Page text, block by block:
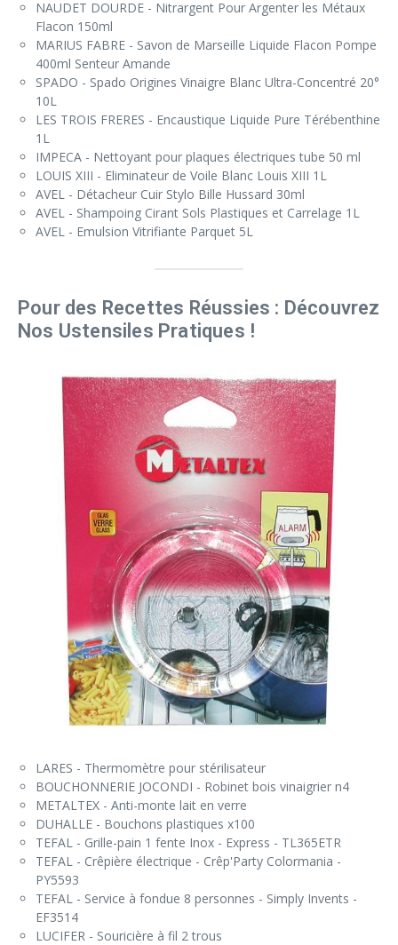
NAUDET DOURDE - Nitrargent Pour Argenter les Métaux
Flacon 150ml
MARIUS FABRE - Savon de Marseille Liquide Flacon Pompe
400ml Senteur Amande
SPADO - Spado Origines Vinaigre Blanc Ultra-Concentré 20°
10L
LES TROIS FRERES - Encaustique Liquide Pure Térébenthine
1L
IMPECA - Nettoyant pour plaques électriques tube 50 ml
LOUIS XIII - Eliminateur de Voile Blanc Louis XIII 1L
AVEL - Détacheur Cuir Stylo Bille Hussard 30ml
AVEL - Shampoing Cirant Sols Plastiques et Carrelage 1L
AVEL - Emulsion Vitrifiante Parquet 5L
Pour des Recettes Réussies : Découvrez
Nos Ustensiles Pratiques !
LARES - Thermomètre pour stérilisateur
BOUCHONNERIE JOCONDI - Robinet bois vinaigrier n4
METALTEX - Anti-monte lait en verre
DUHALLE - Bouchons plastiques x100
TEFAL - Grille-pain 1 fente Inox - Express - TL365ETR
TEFAL - Crêpière électrique - Crêp'Party Colormania -
PY5593
TEFAL - Service à fondue 8 personnes - Simply Invents -
EF3514
LUCIFER - Souricière à fil 2 trous